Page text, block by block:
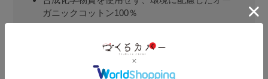
ガニックコットン100％